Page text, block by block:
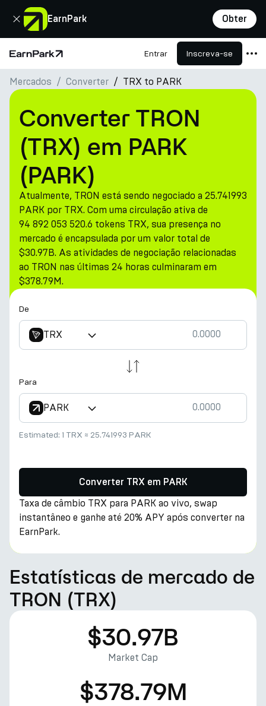
EarnPark Obter
Fechar
Página Inicial Entrar Inscreva-se
Produtos
Mercados
Calculadoras
PARK Token
Recursos
Empresa
Mercados Converter TRX to PARK
Converter TRON
(TRX) em PARK
(PARK)
Atualmente, TRON está sendo negociado a 25.741993
PARK por TRX. Com uma circulação ativa de
94 892 053 520.6 tokens TRX, sua presença no
mercado é encapsulada por um valor total de
$30.97B. As atividades de negociação relacionadas
ao TRON nas últimas 24 horas culminaram em
$378.79M.
De
TRX
Para
PARK
Estimated: 1 TRX ≈ 25.741993 PARK
Converter TRX em PARK
Taxa de câmbio TRX para PARK ao vivo, swap
instantâneo e ganhe até 20% APY após converter na
EarnPark.
Estatísticas de mercado de
TRON (TRX)
$30.97B
Market Cap
$378.79M